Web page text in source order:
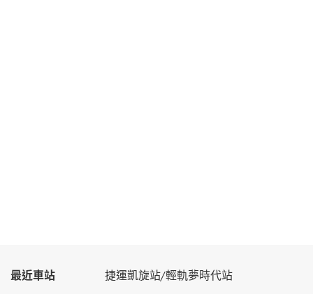
最近車站 捷運凱旋站/輕軌夢時代站